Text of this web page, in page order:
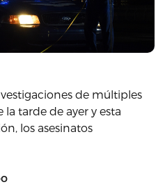
de múltiples
tarde de ayer y esta
los asesinatos